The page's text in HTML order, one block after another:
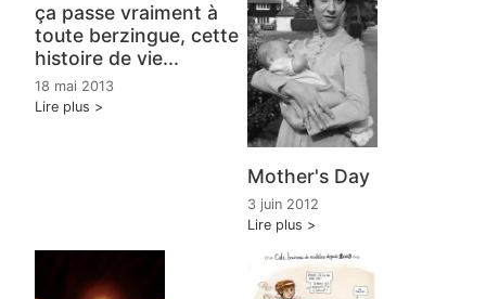
ça passe vraiment à
toute berzingue, cette
histoire de vie...
18 mai 2013
Lire plus
Mother's Day
3 juin 2012
Lire plus